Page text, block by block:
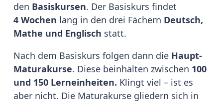
den Basiskursen. Der Basiskurs findet
4 Wochen lang in den drei Fächern Deutsch,
Mathe und Englisch statt.
Nach dem Basiskurs folgen dann die Haupt-
Maturakurse. Diese beinhalten zwischen 100
und 150 Lerneinheiten. Klingt viel – ist es
aber nicht. Die Maturakurse gliedern sich in